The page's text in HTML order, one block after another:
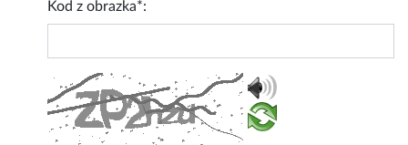
Kod z obrazka*: